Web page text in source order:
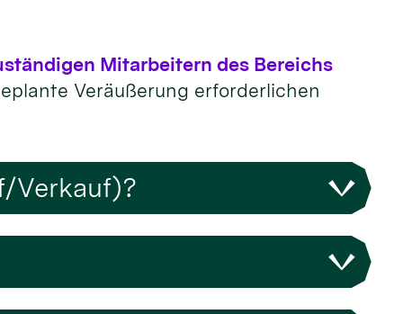
Mitarbeitern des Bereichs
Veräußerung erforderlichen
Verkauf)?